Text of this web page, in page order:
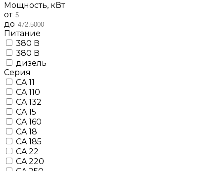
Мощность, кВт
от
до
Питание
380 В
380 В
дизель
Серия
CA 11
CA 110
CA 132
CA 15
CA 160
CA 18
CA 185
CA 22
CA 220